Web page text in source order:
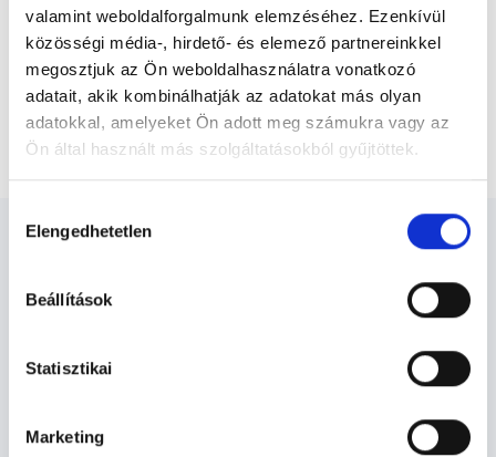
valamint weboldalforgalmunk elemzéséhez. Ezenkívül
közösségi média-, hirdető- és elemező partnereinkkel
megosztjuk az Ön weboldalhasználatra vonatkozó
adatait, akik kombinálhatják az adatokat más olyan
adatokkal, amelyeket Ön adott meg számukra vagy az
Ön által használt más szolgáltatásokból gyűjtöttek.
szabályzat:https://foglaljorvost.hu/info/foglaljorvost-
kiválasztása
Elengedhetetlen
Beállítások
Statisztikai
Marketing
Főoldal Tüdőgyógyász
Injekció beadása, gyógyszer nélkül (subcutan,
intramuscularis, intavénás)
Tüdőgyógyászat
Tüdőgyógyászat TERÜLETHEZ